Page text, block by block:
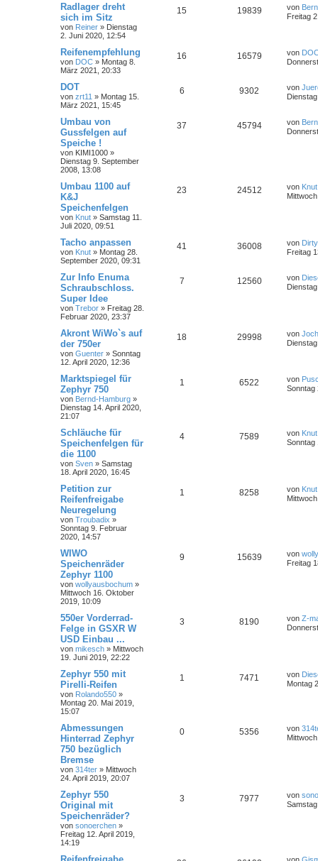
Radlager dreht
sich im Sitz
von Reiner » Dienstag
2. Juni 2020, 12:54
15 19839 von
Freitag
Reifenempfehlung
von DOC » Montag 8.
März 2021, 20:33
16 16579 von
DOT
von zrt11 » Montag 15.
März 2021, 15:45
6 9302 von
Umbau von
Gussfelgen auf
Speiche !
von KIMI1000 »
Dienstag 9. September
2008, 13:08
37 45794 von
Umbau 1100 auf
K&J
Speichenfelgen
von Knut » Samstag 11.
Juli 2020, 09:51
23 24512 von Knut
Tacho anpassen
von Knut » Montag 28.
September 2020, 09:31
41 36008 von
Freitag
Zur Info Enuma
Schraubschloss.
Super Idee
von Trebor » Freitag 28.
Februar 2020, 23:37
7 12560 von
Akront WiWo`s auf
der 750er
von Guenter » Sonntag
12. April 2020, 12:36
18 29998 von
Marktspiegel für
Zephyr 750
von Bernd-Hamburg »
Dienstag 14. April 2020,
21:07
1 6522 von
Sonntag
Schläuche für
Speichenfelgen für
die 1100
von Sven » Samstag
18. April 2020, 16:45
4 7589 von Knut
Sonntag
Petition zur
Reifenfreigabe
Neuregelung
von Troubadix »
Sonntag 9. Februar
2020, 14:57
1 8258 von Knut
WIWO
Speichenräder
Zephyr 1100
von wollyausbochum »
Mittwoch 16. Oktober
2019, 10:09
9 15639 von
Freitag
550er Vorderrad-
Felge in GSXR W
USD Einbau ...
von mikesch » Mittwoch
19. Juni 2019, 22:22
3 8190 von Z-
Zephyr 550 mit
Pirelli-Reifen
von Rolando550 »
Montag 20. Mai 2019,
15:07
1 7471 von
Montag
Abmessungen
Hinterrad Zephyr
750 bezüglich
Bremse
von 314ter » Mittwoch
24. April 2019, 20:07
0 5356 von
Zephyr 550
Original mit
Speichenräder?
von sonoerchen »
Freitag 12. April 2019,
14:19
3 7977 von
Reifenfreigabe von